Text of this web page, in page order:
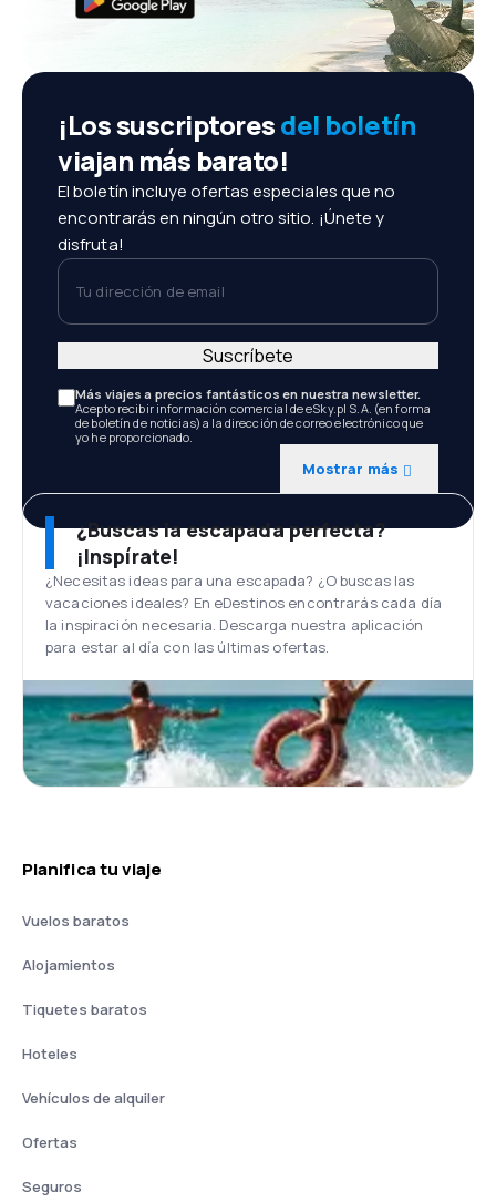
¡Los suscriptoresdel boletín
viajan más barato!
El boletín incluye ofertas especiales que no
encontrarás en ningún otro sitio. ¡Únete y
disfruta!
Tu dirección de email
Más viajes a precios fantásticos en nuestra newsletter.
Acepto recibir información comercial de eSky.pl S.A. (en forma
de boletín de noticias) a la dirección de correo electrónico que
yo he proporcionado.
Mostrar más
Suscríbete
¿Buscas la escapada perfecta?
¡Inspírate!
¿Necesitas ideas para una escapada? ¿O buscas las
vacaciones ideales? En eDestinos encontrarás cada día
la inspiración necesaria. Descarga nuestra aplicación
para estar al día con las últimas ofertas.
Planifica tu viaje
Vuelos baratos
Alojamientos
Tiquetes baratos
Hoteles
Vehículos de alquiler
Ofertas
Seguros